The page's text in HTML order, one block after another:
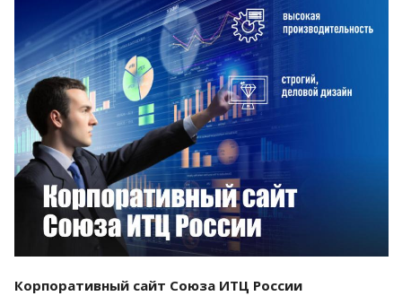
Смотреть проект
Корпоративный сайт Союза ИТЦ России